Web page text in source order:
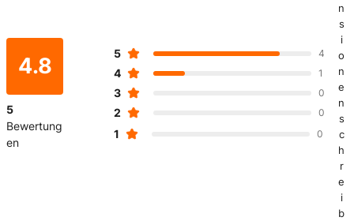
4.8
5
Bewertung
en
5 4
4 1
3 0
2 0
1 0
n
s
i
o
n
e
n
s
c
h
r
e
i
b